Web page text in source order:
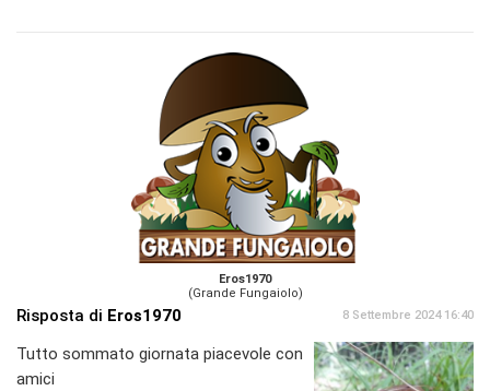
Eros1970
(Grande Fungaiolo)
Risposta di Eros1970 8 Settembre 2024 16:40
Tutto sommato giornata piacevole con
amici